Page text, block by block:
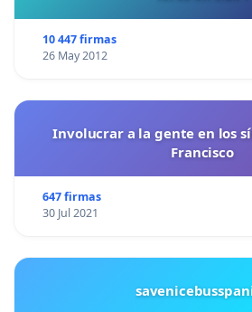
10 447 firmas
26 May 2012
Involucrar a la gente en los
Francisco
647 firmas
30 Jul 2021